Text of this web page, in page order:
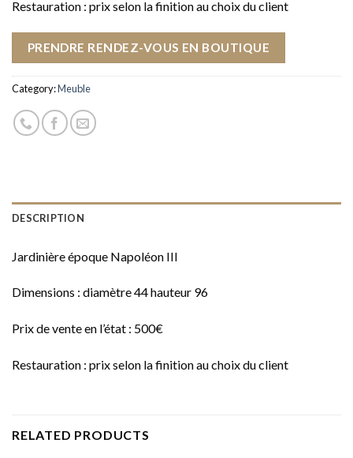
Restauration : prix selon la finition au choix du client
PRENDRE RENDEZ-VOUS EN BOUTIQUE
Category:Meuble
DESCRIPTION
Jardinière époque Napoléon III
Dimensions : diamètre 44 hauteur 96
Prix de vente en l’état : 500€
Restauration : prix selon la finition au choix du client
RELATED PRODUCTS